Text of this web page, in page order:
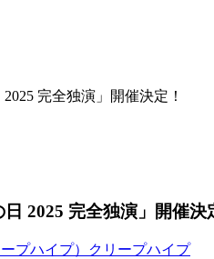
2025 完全独演」開催決定！
日 2025 完全独演」開催決
プハイプ） クリープハイプ